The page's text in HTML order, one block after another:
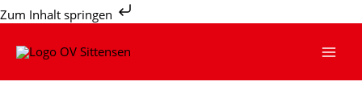
Zum Inhalt springen
Zum
Inhalt